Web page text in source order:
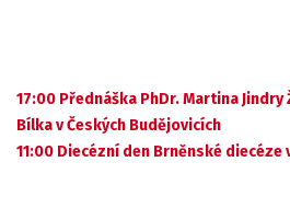
17:00 Přednáška PhDr. Martina
Bílka v Českých Budějovicích
11:00 Diecézní den Brněnské diecéze